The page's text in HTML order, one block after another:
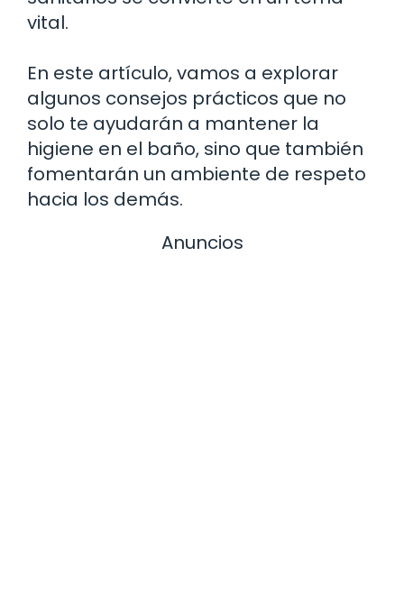
vital.
En este artículo, vamos a explorar
algunos consejos prácticos que no
solo te ayudarán a mantener la
higiene en el baño, sino que también
fomentarán un ambiente de respeto
hacia los demás.
Anuncios